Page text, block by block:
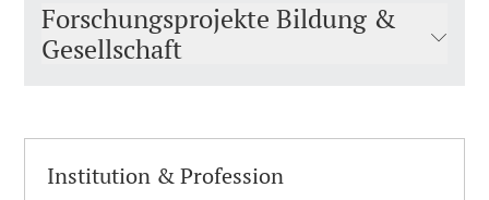
Forschungsprojekte Bildung &
Gesellschaft
Institution & Profession